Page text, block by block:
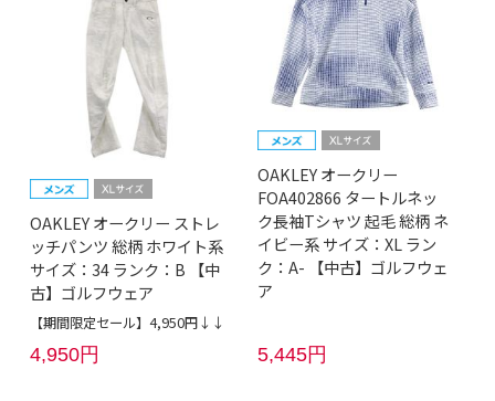
OAKLEY オークリー ストレ
ッチパンツ 総柄 ホワイト系
サイズ：34 ランク：B 【中
古】ゴルフウェア
【期間限定セール】4,950円↓↓
4,950円
OAKLEY オークリー
FOA402866 タートルネッ
ク長袖Tシャツ 起毛 総柄 ネ
イビー系 サイズ：XL ラン
ク：A- 【中古】ゴルフウェ
ア
5,445円